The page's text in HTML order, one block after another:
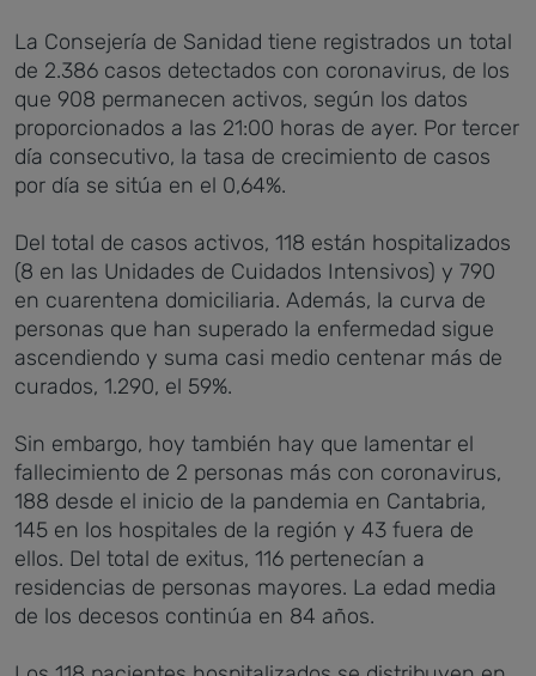
La Consejería de Sanidad tiene registrados un total
de 2.386 casos detectados con coronavirus, de los
que 908 permanecen activos, según los datos
proporcionados a las 21:00 horas de ayer. Por tercer
día consecutivo, la tasa de crecimiento de casos
por día se sitúa en el 0,64%.
Del total de casos activos, 118 están hospitalizados
(8 en las Unidades de Cuidados Intensivos) y 790
en cuarentena domiciliaria. Además, la curva de
personas que han superado la enfermedad sigue
ascendiendo y suma casi medio centenar más de
curados, 1.290, el 59%.
Sin embargo, hoy también hay que lamentar el
fallecimiento de 2 personas más con coronavirus,
188 desde el inicio de la pandemia en Cantabria,
145 en los hospitales de la región y 43 fuera de
ellos. Del total de exitus, 116 pertenecían a
residencias de personas mayores. La edad media
de los decesos continúa en 84 años.